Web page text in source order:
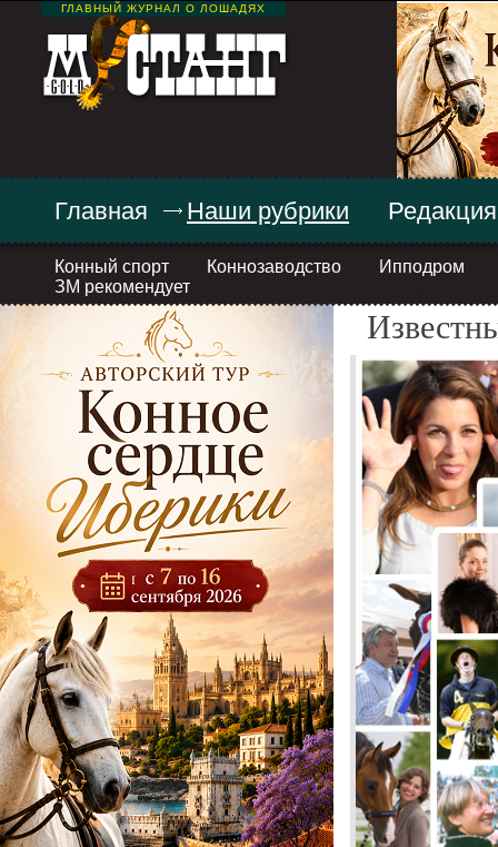
ГЛАВНЫЙ ЖУРНАЛ О ЛОШАДЯХ
Главная Наши рубрики
Конный спорт Коннозаводство
Ипподром
ЗМ рекомендует
Редакция